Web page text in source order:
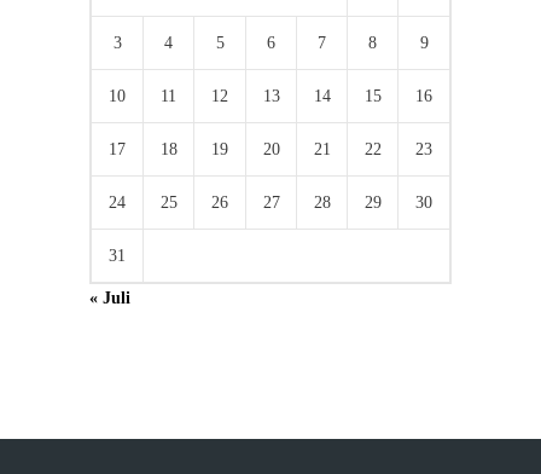
3 4 5 6 7 8 9
10 11 12 13 14 15 16
17 18 19 20 21 22 23
24 25 26 27 28 29 30
31
« Juli